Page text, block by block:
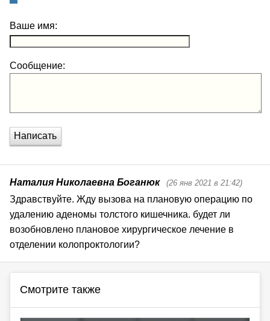
Ваше имя:
Сообщение:
Написать
Наталия Николаевна Боганюк (26 янв 2021 в 21:42)
Здравствуйте. Жду вызова на плановую операцию по
удалению аденомы толстого кишечника. будет ли
возобновлено плановое хирургическое лечение в
отделении колопроктологии?
Смотрите также